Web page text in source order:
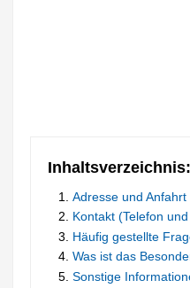
Inhaltsverzeichnis:
Adresse und Anfahrt
Kontakt (Telefon
Häufig gestellte
Was ist das
Sonstige